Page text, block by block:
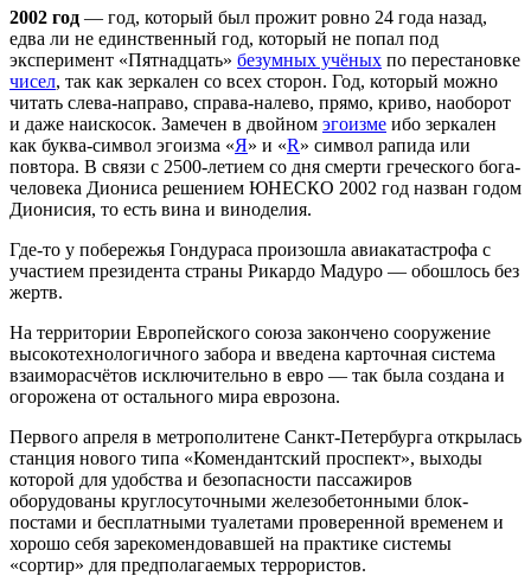
2002 год — год, который был прожит ровно 24 года назад,
едва ли не единственный год, который не попал под
эксперимент «Пятнадцать» безумных учёных по перестановке
чисел, так как зеркален со всех сторон. Год, который можно
читать слева-направо, справа-налево, прямо, криво, наоборот
и даже наискосок. Замечен в двойном эгоизме ибо зеркален
как буква-символ эгоизма «Я» и «R» символ рапида или
повтора. В связи с 2500-летием со дня смерти греческого бога-
человека Диониса решением ЮНЕСКО 2002 год назван годом
Дионисия, то есть вина и виноделия.
Где-то у побережья Гондураса произошла авиакатастрофа с
участием президента страны Рикардо Мадуро — обошлось без
жертв.
На территории Европейского союза закончено сооружение
высокотехнологичного забора и введена карточная система
взаиморасчётов исключительно в евро — так была создана и
огорожена от остального мира еврозона.
Первого апреля в метрополитене Санкт-Петербурга открылась
станция нового типа «Комендантский проспект», выходы
которой для удобства и безопасности пассажиров
оборудованы круглосуточными железобетонными блок-
постами и бесплатными туалетами проверенной временем и
хорошо себя зарекомендовавшей на практике системы
«сортир» для предполагаемых террористов.